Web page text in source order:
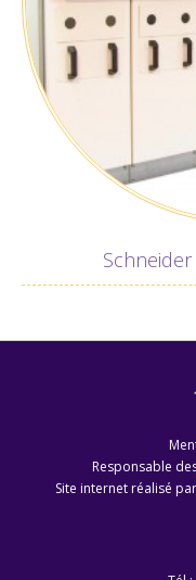
Responsable
Site internet réalisé